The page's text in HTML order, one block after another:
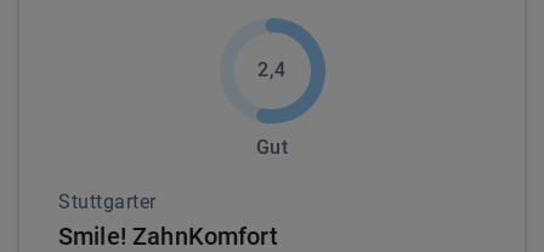
2,4
Gut
Stuttgarter
Smile! ZahnKomfort